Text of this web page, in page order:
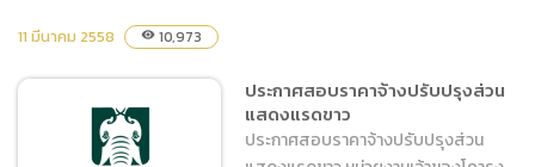
ดำเนินงานแผนรณรงค์
แพร่สำนักงานพัฒนาพิงคนคร
11 มีนาคม 2558 visibility 10,973
ประกาศสอบราคาจ้างปรับปรุงส่วน
แสดงแรดขาว
ประกาศสอบราคาจ้างปรับปรุงส่วน